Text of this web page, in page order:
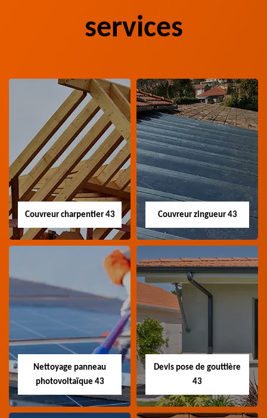
services
Couvreur charpentier 43
Couvreur
charpentier 43
Artisan couvreur
charpentier 43 Haute-
Couvreur zingueur 43
Couvreur zingueur
Artisan couvreur
zingueur 43 Haute-Loire
Nettoyage panneau
photovoltaïque 43
Devis pose de gouttière
43